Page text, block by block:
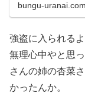
bungu-uranai.com
強盗に入られる
無理心中やと思
さんの姉の杏菜
かったんか。